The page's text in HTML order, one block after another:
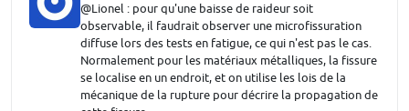
@Lionel : pour qu'une baisse de raideur soit
observable, il faudrait observer une microfissuration
diffuse lors des tests en fatigue, ce qui n'est pas le cas.
Normalement pour les matériaux métalliques, la fissure
se localise en un endroit, et on utilise les lois de la
mécanique de la rupture pour décrire la propagation de